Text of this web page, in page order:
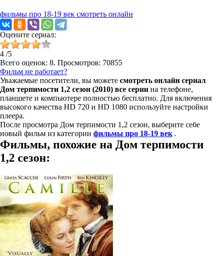
фильмы про 18-19 век смотреть онлайн
Оцените сериал:
4 /5
Всего оценок: 8. Просмотров: 70855
Фильм не работает?
Уважаемые посетители, вы можете смотреть онлайн сериал
Дом терпимости 1,2 сезон (2010) все серии на телефоне,
планшете и компьютере полностью бесплатно. Для включения
высокого качества HD 720 и HD 1080 используйте настройки
плеера.
После просмотра Дом терпимости 1,2 сезон, выберите себе
новый фильм из категории фильмы про 18-19 век .
Фильмы, похожие на Дом терпимости
1,2 сезон: